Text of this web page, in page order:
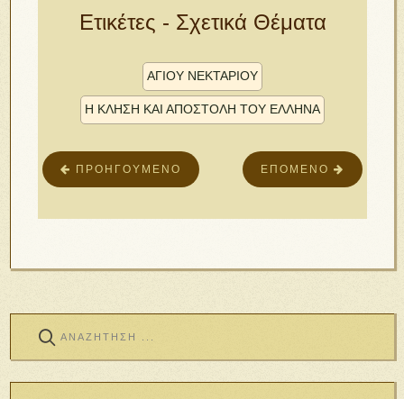
Ετικέτες - Σχετικά Θέματα
ΑΓΙΟΥ ΝΕΚΤΑΡΊΟΥ
Η ΚΛΗΣΗ ΚΑΙ ΑΠΟΣΤΟΛΗ ΤΟΥ ΕΛΛΗΝΑ
ΕΠΌΜΕΝΟ
ΠΡΟΗΓΟΎΜΕΝΟ